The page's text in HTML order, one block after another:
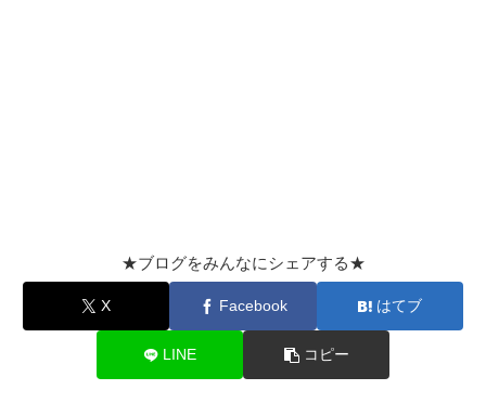
★ブログをみんなにシェアする★
X Facebook はてブ
LINE コピー